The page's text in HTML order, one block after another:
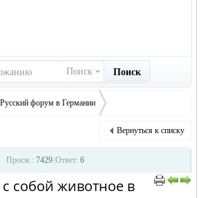
Поиск Поиск
Русский форум в Германии
Как перевести с собой животное в Германию?
Вернуться к списку
Просм.: 7429 Ответ: 6
с собой животное в